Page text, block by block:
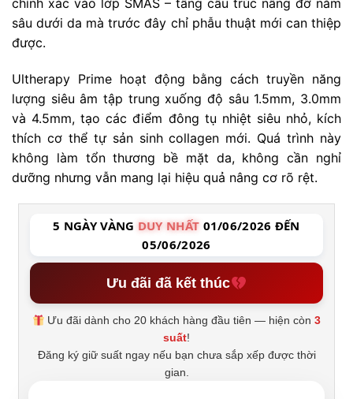
sâu dưới da mà trước đây chỉ phẫu thuật mới can thiệp
được.
Ultherapy Prime hoạt động bằng cách truyền năng
lượng siêu âm tập trung xuống độ sâu 1.5mm, 3.0mm
và 4.5mm, tạo các điểm đông tụ nhiệt siêu nhỏ, kích
thích cơ thể tự sản sinh collagen mới. Quá trình này
không làm tổn thương bề mặt da, không cần nghỉ
dưỡng nhưng vẫn mang lại hiệu quả nâng cơ rõ rệt.
5 NGÀY VÀNG DUY NHẤT 01/06/2026 ĐẾN
05/06/2026
Ưu đãi đã kết thúc
Ưu đãi dành cho 20 khách hàng đầu tiên — hiện còn3
suất!
Đăng ký giữ suất ngay nếu bạn chưa sắp xếp được thời
gian.